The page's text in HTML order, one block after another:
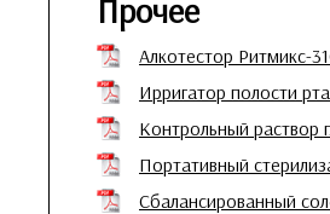
Прочее
Алкотестор Ритмикс-
Ирригатор полости
Контрольный раствор
Портативный
Сбалансированный